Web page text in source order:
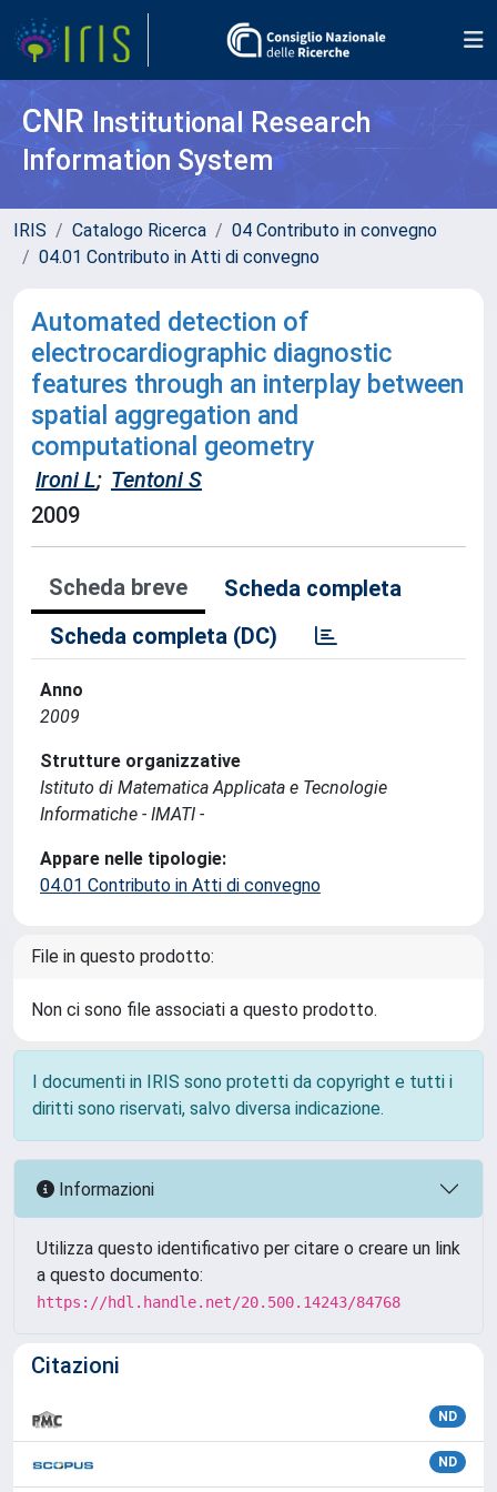
CNR Institutional Research
Information System
IRIS Catalogo Ricerca
04 Contributo in convegno
04.01 Contributo in Atti di convegno
Automated detection of
electrocardiographic diagnostic
features through an interplay between
spatial aggregation and
computational geometry
Ironi L; Tentoni S
2009
Scheda breve
Scheda completa
Scheda completa (DC)
Anno
2009
Strutture organizzative
Istituto di Matematica Applicata e Tecnologie
Informatiche - IMATI -
Appare nelle tipologie:
04.01 Contributo in Atti di convegno
File in questo prodotto:
Non ci sono file associati a questo prodotto.
I documenti in IRIS sono protetti da copyright e tutti i
diritti sono riservati, salvo diversa indicazione.
Informazioni
Utilizza questo identificativo per citare o creare un link
a questo documento:
https://hdl.handle.net/20.500.14243/84768
Citazioni
ND
ND